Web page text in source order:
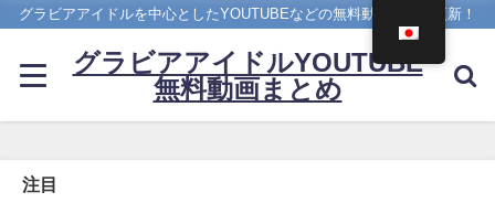
グラビアアイドルを中心としたYOUTUBEなどの無料動画を日々更新！
グラビアアイドルYOUTUBE
無料動画まとめ
注目